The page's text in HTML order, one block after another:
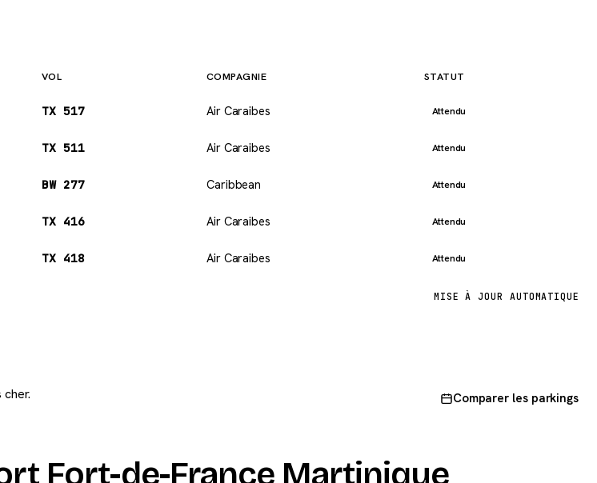
VOL COMPAGNIE STATUT
TX 517 Air Caraibes Attendu
TX 511 Air Caraibes Attendu
BW 277 Caribbean Attendu
TX 416 Air Caraibes Attendu
TX 418 Air Caraibes Attendu
MISE À JOUR AUTOMATIQUE
Comparer les parkings
Fort-de-France Martinique